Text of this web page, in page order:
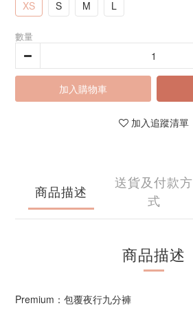
XS S M L
數量
加入購物車
加入追蹤清單
商品描述
送貨及付款方
式
商品描述
Premium：包覆夜行九分褲